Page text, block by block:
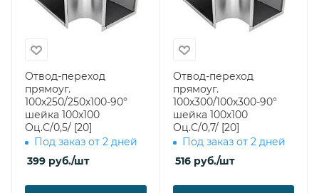
Отвод-переход
прямоуг.
100х250/250х100-90°
шейка 100х100
Оц.С/0,5/ [20]
Под заказ от 2 дней
399 руб./шт
Отвод-переход
прямоуг.
100х300/100х300-90°
шейка 100х100
Оц.С/0,7/ [20]
Под заказ от 2 дней
516руб./шт